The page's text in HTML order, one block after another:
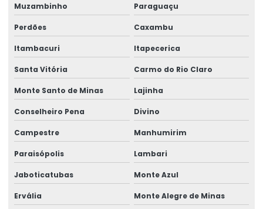
Talha Elétrica Com Capacidade Até 5 Toneladas
Talha Elétrica Com Controle Inteligente
Talha Elétrica Com Inversor De Frequência
Talha Elétrica Com Trole Incorporado
Talha Elétrica Compacta Para Indústria
Talha elétrica de corrente
Talha Elétrica Fixa Com Monitoramento
Talha Elétrica Industrial
Muzambinho Paraguaçu
Perdões Caxambu
Itambacuri Itapecerica
Santa Vitória Carmo do Rio Claro
Monte Santo de Minas Lajinha
Conselheiro Pena Divino
Campestre Manhumirim
Paraisópolis Lambari
Jaboticatubas Monte Azul
Ervália Monte Alegre de Minas